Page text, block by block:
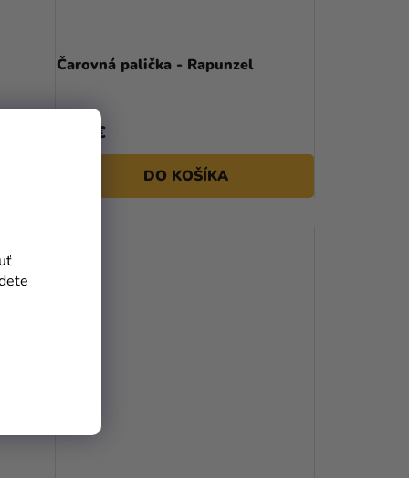
Čarovná palička - Rapunzel
9,99 €
DO KOŠÍKA